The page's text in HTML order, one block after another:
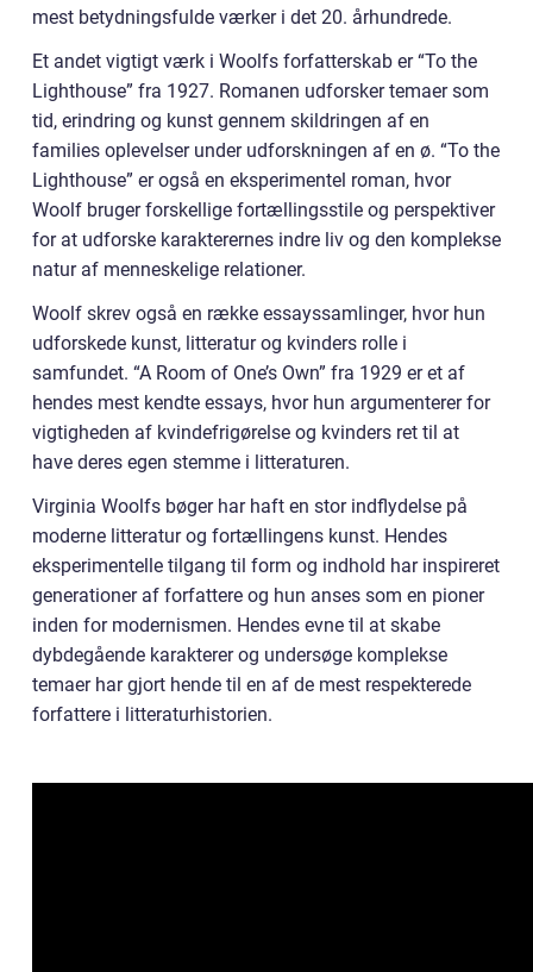
mest betydningsfulde værker i det 20. århundrede.
Et andet vigtigt værk i Woolfs forfatterskab er “To the
Lighthouse” fra 1927. Romanen udforsker temaer som
tid, erindring og kunst gennem skildringen af en
families oplevelser under udforskningen af en ø. “To the
Lighthouse” er også en eksperimentel roman, hvor
Woolf bruger forskellige fortællingsstile og perspektiver
for at udforske karakterernes indre liv og den komplekse
natur af menneskelige relationer.
Woolf skrev også en række essayssamlinger, hvor hun
udforskede kunst, litteratur og kvinders rolle i
samfundet. “A Room of One’s Own” fra 1929 er et af
hendes mest kendte essays, hvor hun argumenterer for
vigtigheden af kvindefrigørelse og kvinders ret til at
have deres egen stemme i litteraturen.
Virginia Woolfs bøger har haft en stor indflydelse på
moderne litteratur og fortællingens kunst. Hendes
eksperimentelle tilgang til form og indhold har inspireret
generationer af forfattere og hun anses som en pioner
inden for modernismen. Hendes evne til at skabe
dybdegående karakterer og undersøge komplekse
temaer har gjort hende til en af de mest respekterede
forfattere i litteraturhistorien.